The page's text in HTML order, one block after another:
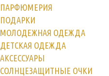
ПАРФЮМЕРИЯ
ПОДАРКИ
МОЛОДЕЖНАЯ ОДЕЖДА
ДЕТСКАЯ ОДЕЖДА
АКСЕССУАРЫ
СОЛНЦЕЗАЩИТНЫЕ ОЧКИ